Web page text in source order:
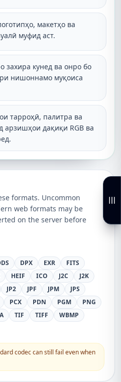
макетҳо ва
муфид аст.
захира кунед ва онро бо
нишоннамо муқоиса
тарроҳӣ, палитра ва
арзишҳои дақиқи RGB ва
formats. Uncommon
web formats may be
on the server before
DPX EXR
FITS
HEIF ICO J2C
J2K
JP2 JPF JPM
JPS
PCX PDN PGM
PNG
TIF TIFF
WBMP
codec can still fail even when